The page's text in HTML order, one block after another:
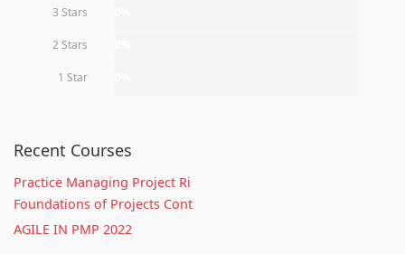
3 Stars
2 Stars
1 Star
Recent Courses
Practice Managing Project Ri
Foundations of Projects Cont
AGILE IN PMP 2022